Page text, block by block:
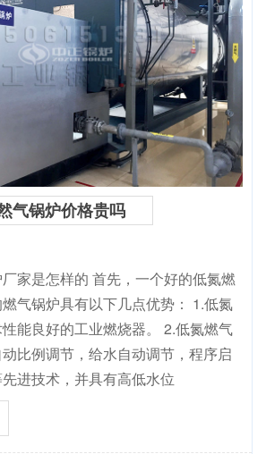
气锅炉价格贵吗
家是怎样的 首先，一个好的低氮燃
气锅炉具有以下几点优势： 1.低氮
能良好的工业燃烧器。 2.低氮燃气
比例调节，给水自动调节，程序启
进技术，并具有高低水位